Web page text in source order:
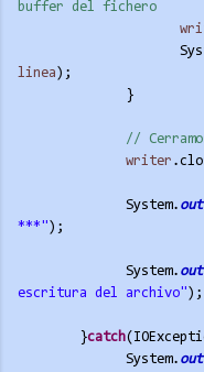
buffer del fichero
linea );
}
//
writer
System. out
***" );
System. out
escritura del archivo" );
}catch
System. out